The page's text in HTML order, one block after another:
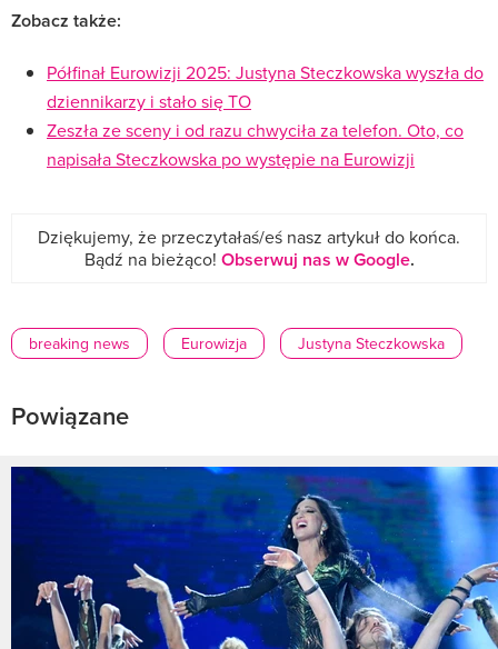
Zobacz także:
Półfinał Eurowizji 2025: Justyna Steczkowska wyszła do
dziennikarzy i stało się TO
Zeszła ze sceny i od razu chwyciła za telefon. Oto, co
napisała Steczkowska po występie na Eurowizji
Dziękujemy, że przeczytałaś/eś nasz artykuł do końca.
Bądź na bieżąco! Obserwuj nas w Google.
breaking news Eurowizja Justyna Steczkowska
Powiązane